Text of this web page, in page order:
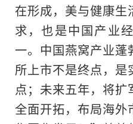
在形成，美与健康
求，也是中国产业
一。中国燕窝产业
所上市不是终点，
点；未来五年，将扩
全面开拓，布局海